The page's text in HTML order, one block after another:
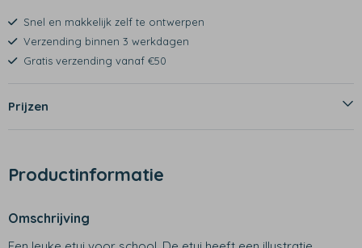
Snel en makkelijk zelf te ontwerpen
Verzending binnen 3 werkdagen
Gratis verzending vanaf €50
Prijzen
Productinformatie
Omschrijving